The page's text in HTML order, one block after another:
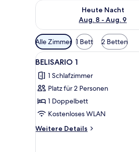
Heute Nacht
Aug. 8 - Aug. 9
Überprüfe die Verfügbarkeit
Verfügbare
Filter
für
Zimmer
Alle Zimmer 1 Bett 2 Betten
Alle
Fotos
für
BELISARIO
1
anzeigen
7
BELISARIO 1
1 Schlafzimmer
Platz für 2 Personen
1 Doppelbett
Kostenloses WLAN
Weitere Details
Weitere